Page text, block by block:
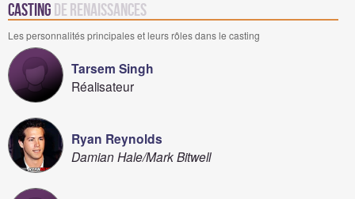
Casting de Renaissances
Les personnalités principales et leurs rôles dans le casting
Tarsem Singh
Réalisateur
Ryan Reynolds
Damian Hale/Mark Bitwell